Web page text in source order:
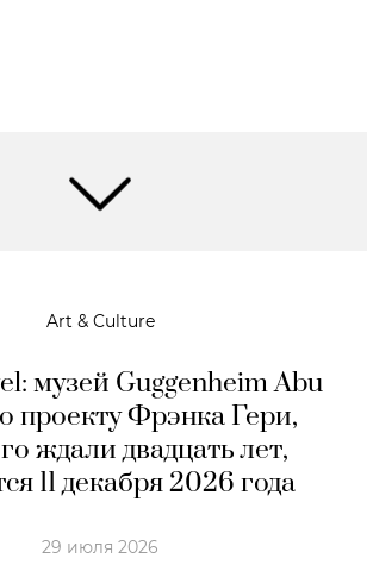
Art & Culture
музей Guggenheim Abu
проекту Фрэнка Гери,
ждали двадцать лет,
11 декабря 2026 года
29 июля 2026